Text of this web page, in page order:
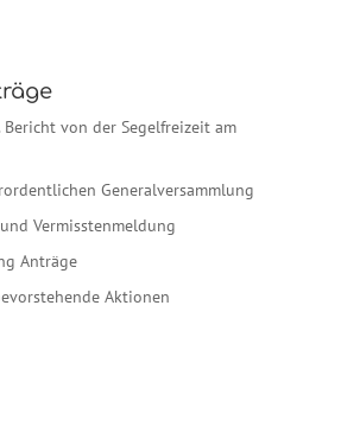
Bericht von der Segelfreizeit am
Generalversammlung
Vermisstenmeldung
Anträge
Aktionen